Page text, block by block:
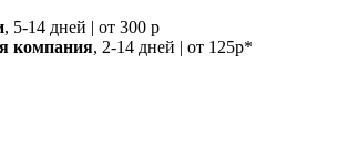
, 5-14 дней | от 300 р
компания, 2-14 дней | от 125р*